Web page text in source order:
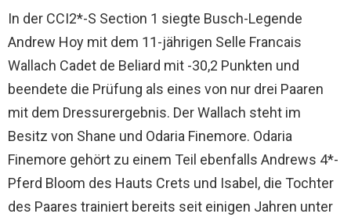
In der CCI2*-S Section 1 siegte Busch-Legende
Andrew Hoy mit dem 11-jährigen Selle Francais
Wallach Cadet de Beliard mit -30,2 Punkten und
beendete die Prüfung als eines von nur drei Paaren
mit dem Dressurergebnis. Der Wallach steht im
Besitz von Shane und Odaria Finemore. Odaria
Finemore gehört zu einem Teil ebenfalls Andrews 4*-
Pferd Bloom des Hauts Crets und Isabel, die Tochter
des Paares trainiert bereits seit einigen Jahren unter